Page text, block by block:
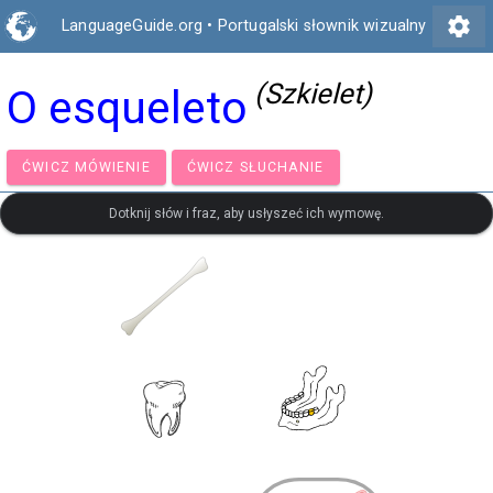
LanguageGuide.org • Portugalski słownik wizualny settings
O esqueleto (Szkielet)
ĆWICZ MÓWIENIE ĆWICZ SŁUCHANIE
Dotknij słów i fraz, aby usłyszeć ich wymowę.